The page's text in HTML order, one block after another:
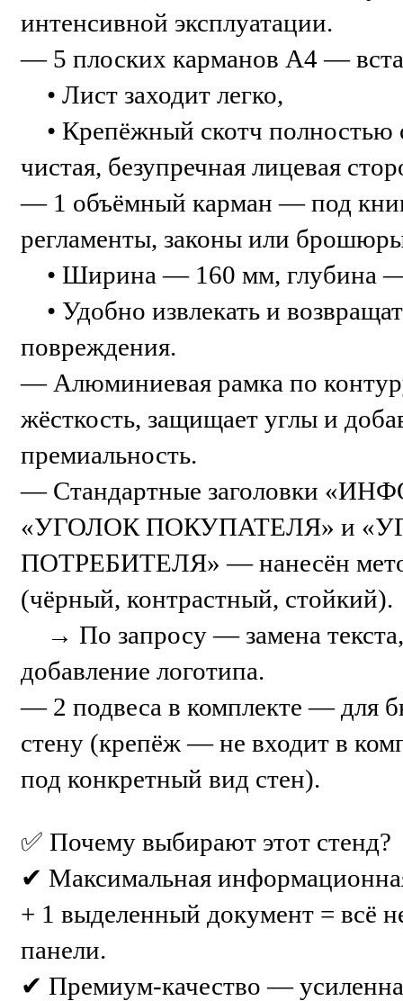
интенсивной эксплуатации.
— 5 плоских карманов А4 —
• Лист заходит легко,
• Крепёжный скотч
чистая, безупречная лицевая
— 1 объёмный карман — под
регламенты, законы или
• Ширина — 160 мм, глубина
• Удобно извлекать и
повреждения.
— Алюминиевая рамка по
жёсткость, защищает углы и
премиальность.
— Стандартные заголовки
«УГОЛОК ПОКУПАТЕЛЯ» и
ПОТРЕБИТЕЛЯ» — нанесён
(чёрный, контрастный, стойкий).
→ По запросу — замена
добавление логотипа.
— 2 подвеса в комплекте — для
стену (крепёж — не входит в
под конкретный вид стен).
✅ Почему выбирают этот стенд?
✔ Максимальная
+ 1 выделенный документ = всё
панели.
✔ Премиум-качество —